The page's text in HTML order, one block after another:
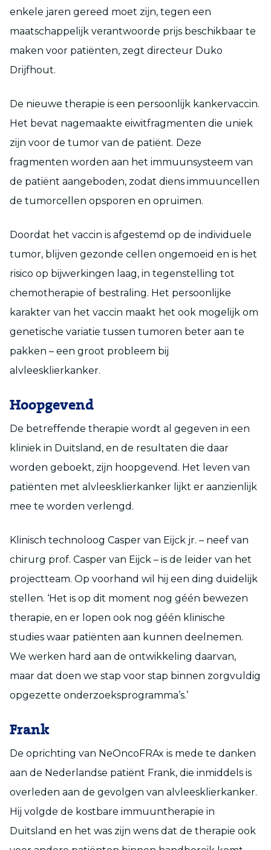
enkele jaren gereed moet zijn, tegen een
maatschappelijk verantwoorde prijs beschikbaar te
maken voor patiënten, zegt directeur Duko
Drijfhout.
De nieuwe therapie is een persoonlijk kankervaccin.
Het bevat nagemaakte eiwitfragmenten die uniek
zijn voor de tumor van de patiënt. Deze
fragmenten worden aan het immuunsysteem van
de patiënt aangeboden, zodat diens immuuncellen
de tumorcellen opsporen en opruimen.
Doordat het vaccin is afgestemd op de individuele
tumor, blijven gezonde cellen ongemoeid en is het
risico op bijwerkingen laag, in tegenstelling tot
chemotherapie of bestraling. Het persoonlijke
karakter van het vaccin maakt het ook mogelijk om
genetische variatie tussen tumoren beter aan te
pakken – een groot probleem bij
alvleesklierkanker.
Hoopgevend
De betreffende therapie wordt al gegeven in een
kliniek in Duitsland, en de resultaten die daar
worden geboekt, zijn hoopgevend. Het leven van
patiënten met alvleesklierkanker lijkt er aanzienlijk
mee te worden verlengd.
Klinisch technoloog Casper van Eijck jr. – neef van
chirurg prof. Casper van Eijck – is de leider van het
projectteam. Op voorhand wil hij een ding duidelijk
stellen. ‘Het is op dit moment nog géén bewezen
therapie, en er lopen ook nog géén klinische
studies waar patiënten aan kunnen deelnemen.
We werken hard aan de ontwikkeling daarvan,
maar dat doen we stap voor stap binnen zorgvuldig
opgezette onderzoeksprogramma’s.’
Frank
De oprichting van NeOncoFRAx is mede te danken
aan de Nederlandse patiënt Frank, die inmiddels is
overleden aan de gevolgen van alvleesklierkanker.
Hij volgde de kostbare immuuntherapie in
Duitsland en het was zijn wens dat de therapie ook